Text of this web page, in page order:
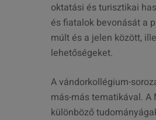
oktatási és turisztikai
és fiatalok bevonását a
múlt és a jelen között,
lehetőségeket.
A vándorkollégium-
más-más tematikával.
különböző